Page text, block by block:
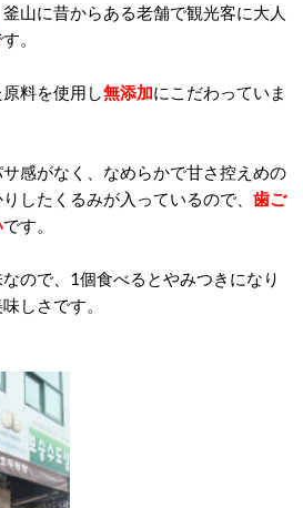
釜山に昔からある老舗で観光客に大人
。
料を使用し無添加にこだわっていま
感がなく、なめらかで甘さ控えめの
したくるみが入っているので、 歯ご
です。
ので、1個食べるとやみつきになり
しさです。